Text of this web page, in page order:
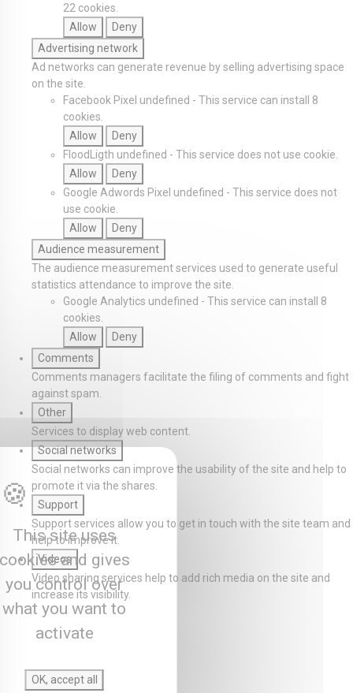
22 cookies.
Allow
Deny
Advertising network
Ad networks can generate revenue by selling advertising space
on the site.
Facebook Pixel undefined - This service can install 8
cookies.
Allow
Deny
FloodLigth undefined - This service does not use cookie.
Allow
Deny
Google Adwords Pixel undefined - This service does not
use cookie.
Allow
Deny
Audience measurement
The audience measurement services used to generate useful
statistics attendance to improve the site.
Google Analytics undefined - This service can install 8
cookies.
Allow
Deny
Comments
Comments managers facilitate the filing of comments and fight
against spam.
Other
Services to display web content.
Social networks
Social networks can improve the usability of the site and help to
promote it via the shares.
Support
Support services allow you to get in touch with the site team and
help to improve it.
Videos
Video sharing services help to add rich media on the site and
increase its visibility.
This site uses
and gives
you control over
what you want to
activate
OK, accept all